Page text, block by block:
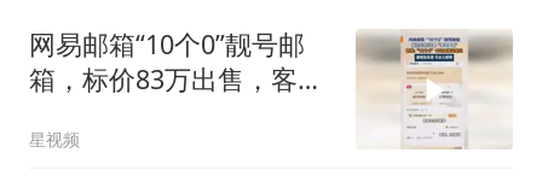
网易邮箱“10个0”靓号邮
箱，标价83万出售，客
星视频